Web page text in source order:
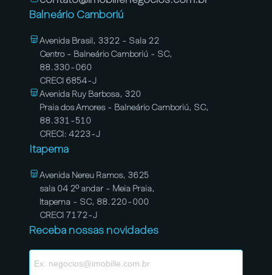
Balneário Camboriú
Avenida Brasil, 3322 - Sala 22
Centro - Balneário Camboriú - SC,
88.330-060
CRECI 6854-J
Avenida Ruy Barbosa, 320
Praia dos Amores - Balneário Camboriú, SC,
88.331-510
CRECI: 4223-J
Itapema
Avenida Nereu Ramos, 3625
sala 04 2º andar - Meia Praia,
Itapema - SC, 88.220-000
CRECI 7172-J
Receba nossas novidades